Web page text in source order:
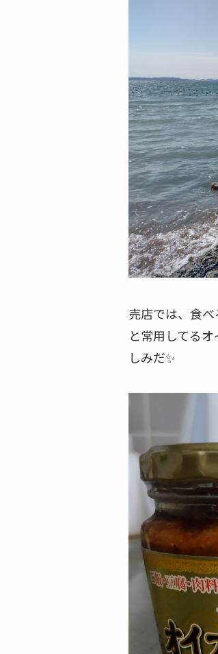
売店では、食
と常用してる
しみだ✨️